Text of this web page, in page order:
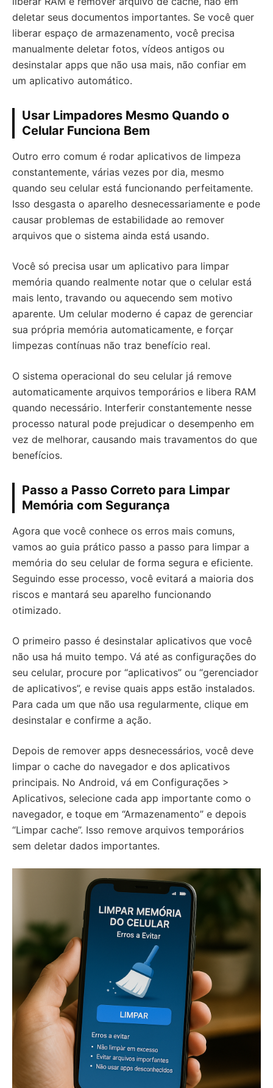
deletar seus documentos importantes. Se você quer
liberar espaço de armazenamento, você precisa
manualmente deletar fotos, vídeos antigos ou
desinstalar apps que não usa mais, não confiar em
um aplicativo automático.
Usar Limpadores Mesmo Quando o
Celular Funciona Bem
Outro erro comum é rodar aplicativos de limpeza
constantemente, várias vezes por dia, mesmo
quando seu celular está funcionando perfeitamente.
Isso desgasta o aparelho desnecessariamente e pode
causar problemas de estabilidade ao remover
arquivos que o sistema ainda está usando.
Você só precisa usar um aplicativo para limpar
memória quando realmente notar que o celular está
mais lento, travando ou aquecendo sem motivo
aparente. Um celular moderno é capaz de gerenciar
sua própria memória automaticamente, e forçar
limpezas contínuas não traz benefício real.
O sistema operacional do seu celular já remove
automaticamente arquivos temporários e libera RAM
quando necessário. Interferir constantemente nesse
processo natural pode prejudicar o desempenho em
vez de melhorar, causando mais travamentos do que
benefícios.
Passo a Passo Correto para Limpar
Memória com Segurança
Agora que você conhece os erros mais comuns,
vamos ao guia prático passo a passo para limpar a
memória do seu celular de forma segura e eficiente.
Seguindo esse processo, você evitará a maioria dos
riscos e mantará seu aparelho funcionando
otimizado.
O primeiro passo é desinstalar aplicativos que você
não usa há muito tempo. Vá até as configurações do
seu celular, procure por “aplicativos” ou “gerenciador
de aplicativos”, e revise quais apps estão instalados.
Para cada um que não usa regularmente, clique em
desinstalar e confirme a ação.
Depois de remover apps desnecessários, você deve
limpar o cache do navegador e dos aplicativos
principais. No Android, vá em Configurações >
Aplicativos, selecione cada app importante como o
navegador, e toque em “Armazenamento” e depois
“Limpar cache”. Isso remove arquivos temporários
sem deletar dados importantes.